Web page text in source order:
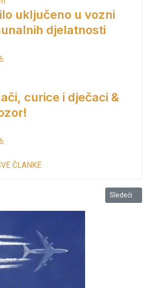
uključeno u vozni
djelatnosti
curice i dječaci &
ČLANKE
vreba i gdje se ne nadate! Sledeći
Sledeći